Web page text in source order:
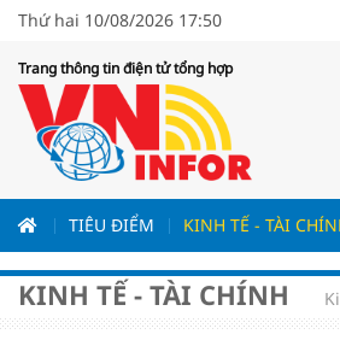
Thứ hai 10/08/2026 17:50
Trang thông tin điện tử tổng hợp
TIÊU ĐIỂM KINH TẾ - TÀI
KINH TẾ - TÀI CHÍNH